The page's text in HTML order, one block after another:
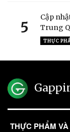
5
Cập
Trung
THỰC
THỰC PHẨM